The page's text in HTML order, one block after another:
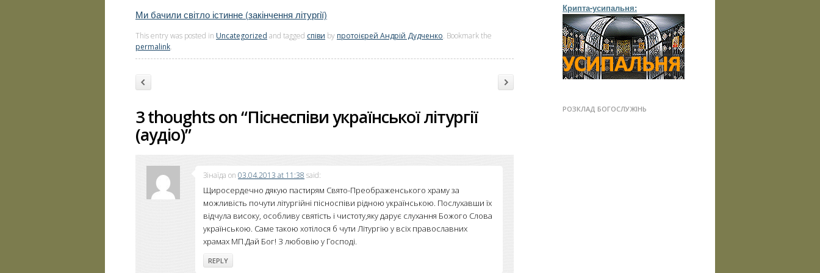
Ми бачили світло істинне (закінчення літургії)
This entry was posted in Uncategorized and tagged співи by протоієрей Андрій Дудченко. Bookmark the
permalink.
Post navigation
3 thoughts on “Піснеспіви української літургії
(аудіо)”
Зінаїда on 03.04.2013 at 11:38 said:
Щиросердечно дякую пастирям Свято-Преображенського храму за
можливість почути літургійні пісноспіви рідною українською. Послухавши їх
відчула високу, особливу святість і чистоту,яку дарує слухання Божого Слова
українською. Саме такою хотілося б чути Літургію у всіх православних
храмах МП.Дай Бог! З любовію у Господі.
REPLY
Крипта-усипальня:
РОЗКЛАД БОГОСЛУЖІНЬ